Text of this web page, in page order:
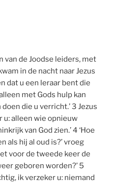
van de Joodse leiders, met
in de nacht naar Jezus
dat u een leraar bent die
met Gods hulp kan
die u verricht.’ 3 Jezus
u: alleen wie opnieuw
van God zien.’ 4 ‘Hoe
als hij al oud is?’ vroeg
voor de tweede keer de
geboren worden?’ 5
ik verzeker u: niemand